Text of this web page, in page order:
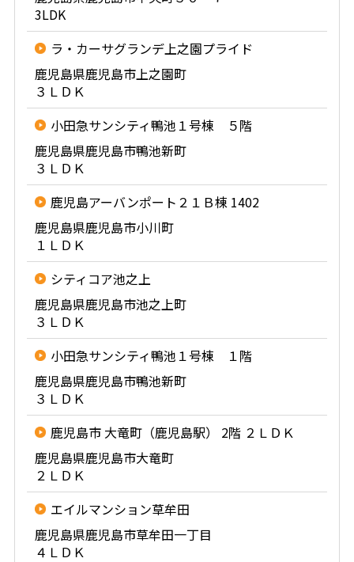
3LDK
ラ・カーサグランデ上之園プライド
鹿児島県鹿児島市上之園町
３ＬＤＫ
小田急サンシティ鴨池１号棟 ５階
鹿児島県鹿児島市鴨池新町
３ＬＤＫ
鹿児島アーバンポート２１Ｂ棟 1402
鹿児島県鹿児島市小川町
１ＬＤＫ
シティコア池之上
鹿児島県鹿児島市池之上町
３ＬＤＫ
小田急サンシティ鴨池１号棟 １階
鹿児島県鹿児島市鴨池新町
３ＬＤＫ
鹿児島市 大竜町（鹿児島駅） 2階 ２ＬＤＫ
鹿児島県鹿児島市大竜町
２ＬＤＫ
エイルマンション草牟田
鹿児島県鹿児島市草牟田一丁目
４ＬＤＫ